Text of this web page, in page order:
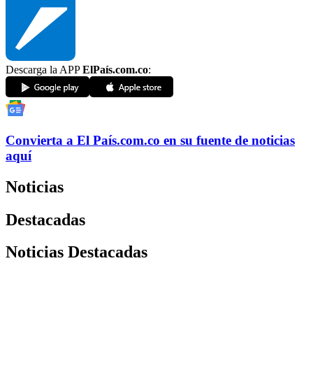
Descarga la APPElPaís.com.co:
Convierta a El País.com.co en su fuente de noticias
aquí
Noticias
Destacadas
Noticias Destacadas